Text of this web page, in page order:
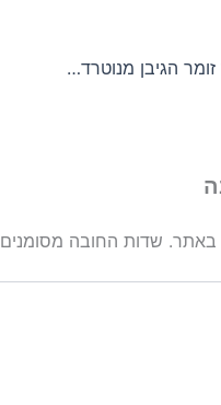
הצגה של בת ספר זומר הגיבן מנוטרדאם
באתר. שדות החובה מסומנים